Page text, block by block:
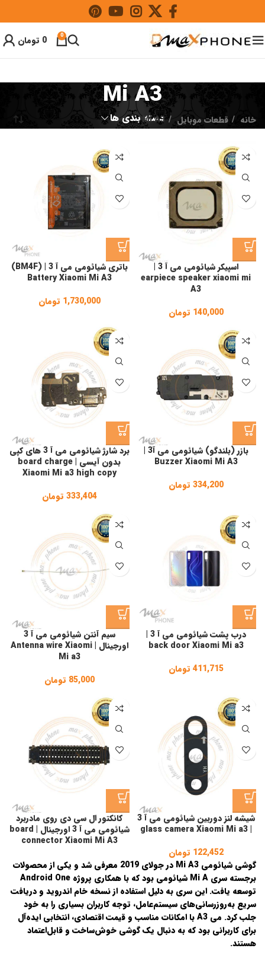
0
0 تومان
Mi A3
دسته بندی ها خانه قطعات موبایل Mi A3
اسپیکر شیائومی می آ 3 |
earpiece speaker xiaomi mi
A3
140,000 تومان
باتری شیائومی می آ 3 | (BM4F)
Battery Xiaomi Mi A3
1,730,000 تومان
بازر (بلندگو) شیائومی می آ3 |
Buzzer Xiaomi Mi A3
334,200 تومان
برد شارژ شیائومی می آ 3 های کپی
بدون آیسی | board charge
Xiaomi Mi a3 high copy
333,404 تومان
درب پشت شیائومی می آ 3 |
back door Xiaomi Mi a3
411,715 تومان
سیم آنتن شیائومی می آ 3
اورجینال | Antenna wire Xiaomi
Mi a3
85,000 تومان
شیشه لنز دوربین شیائومی می آ 3
| glass camera Xiaomi Mi a3
122,452 تومان
کانکتور ال سی دی روی مادربرد
شیائومی می آ 3 اورجینال | board
connector Xiaomi Mi A3
گوشی شیائومی Mi A3 درجولای 2019
معرفی شد و یکی از محصولات
برجسته سری Mi A شیائومی بود که با همکاری پروژه
Android One
توسعه یافت. این سری به دلیل استفاده از نسخه خام اندروید و دریافت
سریع به‌روزرسانی‌های سیستم‌عامل، توجه کاربران بسیاری را به خود
جلب کرد. می A3
با امکانات مناسب و قیمت اقتصادی، انتخابی ایده‌آل
برای کاربرانی بود که به دنبال یک گوشی خوش‌ساخت و قابل‌اعتماد
هستند.